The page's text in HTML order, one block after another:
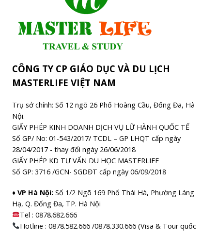
CÔNG TY CP GIÁO DỤC VÀ DU LỊCH
MASTERLIFE VIỆT NAM
Trụ sở chính: Số 12 ngõ 26 Phố Hoàng Cầu, Đống Đa, Hà
Nội.
GIẤY PHÉP KINH DOANH DỊCH VỤ LỮ HÀNH QUỐC TẾ
Số GP/ No: 01-543/2017/ TCDL – GP LHQT cấp ngày
28/04/2017 - thay đổi ngày 26/06/2018
GIẤY PHÉP KD TƯ VẤN DU HỌC MASTERLIFE
Số GP: 3716 /GCN- SGDĐT cấp ngày 06/09/2018
♦ VP Hà Nội: Số 1/2 Ngõ 169 Phố Thái Hà, Phường Láng
Hạ, Q. Đống Đa, TP. Hà Nội
Tel :0878.682.666
Hotline : 0878.582.666 /0878.330.666 (Visa & Tour quốc